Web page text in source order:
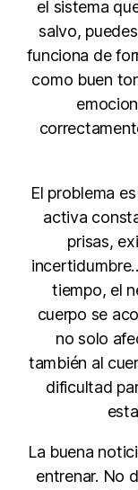
el sistema
salvo,
funciona de
como buen
El problema
activa
prisas,
tiempo, el
cuerpo se
no solo
también al
dificultad
La buena
entrenar. No